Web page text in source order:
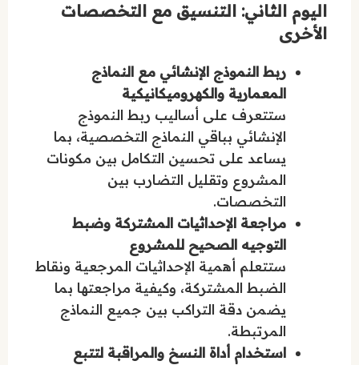
اليوم الثاني: التنسيق مع التخصصات
الأخرى
ربط النموذج الإنشائي مع النماذج
المعمارية والكهروميكانيكية
ستتعرف على أساليب ربط النموذج
الإنشائي بباقي النماذج التخصصية، بما
يساعد على تحسين التكامل بين مكونات
المشروع وتقليل التضارب بين
التخصصات.
مراجعة الإحداثيات المشتركة وضبط
التوجيه الصحيح للمشروع
ستتعلم أهمية الإحداثيات المرجعية ونقاط
الضبط المشتركة، وكيفية مراجعتها بما
يضمن دقة التراكب بين جميع النماذج
المرتبطة.
استخدام أداة النسخ والمراقبة لتتبع